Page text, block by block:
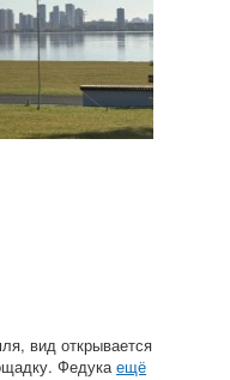
вид открывается
Федукаещё